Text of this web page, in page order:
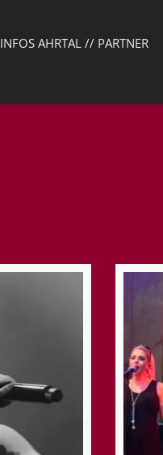
INFOS AHRTAL // PARTNER